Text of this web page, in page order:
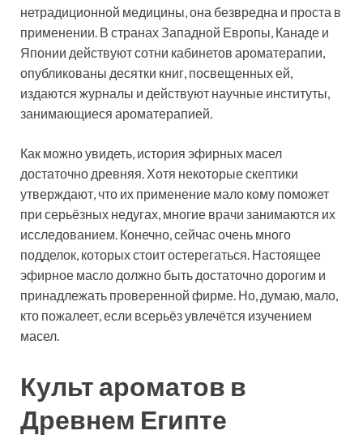
нетрадиционной медицины, она безвредна и проста в
применении. В странах Западной Европы, Канаде и
Японии действуют сотни кабинетов ароматерапии,
опубликованы десятки книг, посвещенных ей,
издаются журналы и действуют научные институты,
занимающиеся ароматерапией.
Как можно увидеть, история эфирных масел
достаточно древняя. Хотя некоторые скептики
утверждают, что их применение мало кому поможет
при серьёзных недугах, многие врачи занимаются их
исследованием. Конечно, сейчас очень много
подделок, которых стоит остерегаться. Настоящее
эфирное масло должно быть достаточно дорогим и
принадлежать проверенной фирме. Но, думаю, мало,
кто пожалеет, если всерьёз увлечётся изучением
масел.
Культ ароматов в
Древнем Египте